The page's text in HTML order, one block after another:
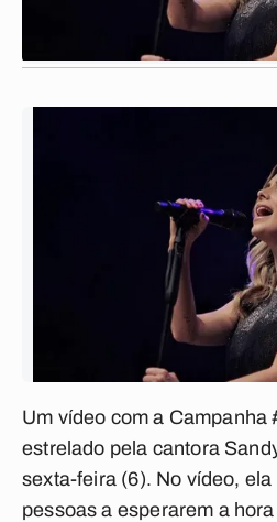
Um vídeo com a Campanha
estrelado pela cantora
sexta-feira (6). No vídeo,
pessoas a esperarem a